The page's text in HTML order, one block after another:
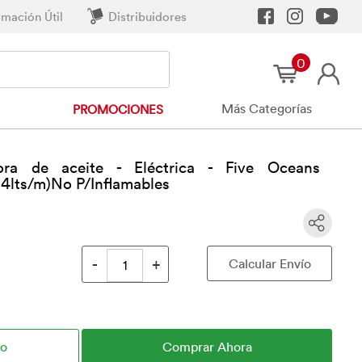
Distribuidores
Útil
0
PROMOCIONES Más Categorías
de aceite - Eléctrica - Five Oceans
m)No P/Inflamables